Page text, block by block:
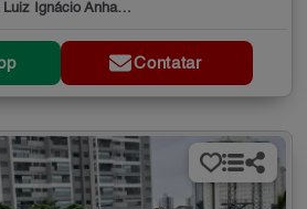
Anhaia Mello, 3660
Contatar